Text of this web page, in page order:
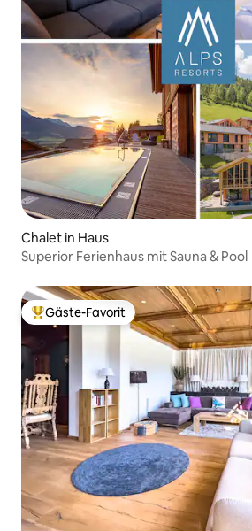
Chalet in Haus
Superior Ferienhaus mit Sauna & Pool
Beliebter Gäste-Favorit.
Gäste-Favorit